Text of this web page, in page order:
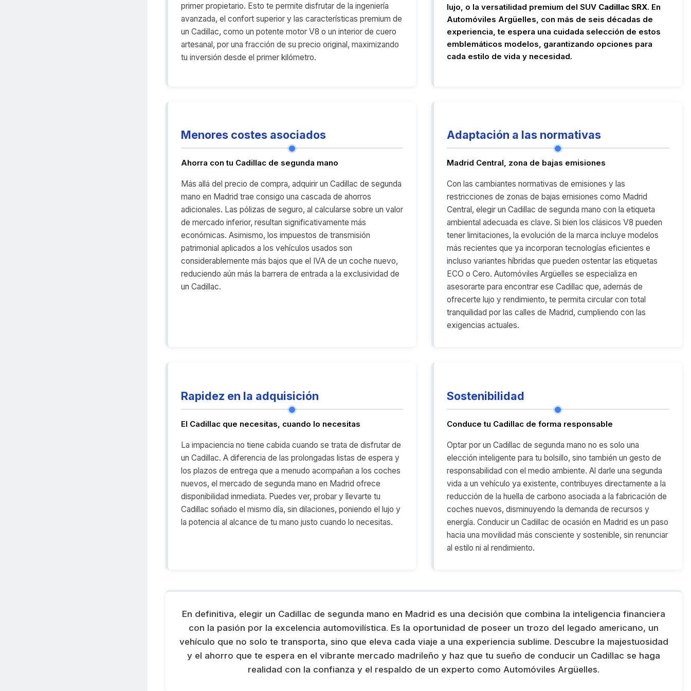
primer propietario. Esto te permite disfrutar de la ingeniería
avanzada, el confort superior y las características premium de
un Cadillac, como un potente motor V8 o un interior de cuero
artesanal, por una fracción de su precio original, maximizando
tu inversión desde el primer kilómetro.
lujo, o la versatilidad premium del SUV Cadillac SRX. En
Automóviles Argüelles, con más de seis décadas de
experiencia, te espera una cuidada selección de estos
emblemáticos modelos, garantizando opciones para
cada estilo de vida y necesidad.
Menores costes asociados
Ahorra con tu Cadillac de segunda mano
Más allá del precio de compra, adquirir un Cadillac de segunda
mano en Madrid trae consigo una cascada de ahorros
adicionales. Las pólizas de seguro, al calcularse sobre un valor
de mercado inferior, resultan significativamente más
económicas. Asimismo, los impuestos de transmisión
patrimonial aplicados a los vehículos usados son
considerablemente más bajos que el IVA de un coche nuevo,
reduciendo aún más la barrera de entrada a la exclusividad de
un Cadillac.
Adaptación a las normativas
Madrid Central, zona de bajas emisiones
Con las cambiantes normativas de emisiones y las
restricciones de zonas de bajas emisiones como Madrid
Central, elegir un Cadillac de segunda mano con la etiqueta
ambiental adecuada es clave. Si bien los clásicos V8 pueden
tener limitaciones, la evolución de la marca incluye modelos
más recientes que ya incorporan tecnologías eficientes e
incluso variantes híbridas que pueden ostentar las etiquetas
ECO o Cero. Automóviles Argüelles se especializa en
asesorarte para encontrar ese Cadillac que, además de
ofrecerte lujo y rendimiento, te permita circular con total
tranquilidad por las calles de Madrid, cumpliendo con las
exigencias actuales.
Rapidez en la adquisición
El Cadillac que necesitas, cuando lo necesitas
La impaciencia no tiene cabida cuando se trata de disfrutar de
un Cadillac. A diferencia de las prolongadas listas de espera y
los plazos de entrega que a menudo acompañan a los coches
nuevos, el mercado de segunda mano en Madrid ofrece
disponibilidad inmediata. Puedes ver, probar y llevarte tu
Cadillac soñado el mismo día, sin dilaciones, poniendo el lujo y
la potencia al alcance de tu mano justo cuando lo necesitas.
Sostenibilidad
Conduce tu Cadillac de forma responsable
Optar por un Cadillac de segunda mano no es solo una
elección inteligente para tu bolsillo, sino también un gesto de
responsabilidad con el medio ambiente. Al darle una segunda
vida a un vehículo ya existente, contribuyes directamente a la
reducción de la huella de carbono asociada a la fabricación de
coches nuevos, disminuyendo la demanda de recursos y
energía. Conducir un Cadillac de ocasión en Madrid es un paso
hacia una movilidad más consciente y sostenible, sin renunciar
al estilo ni al rendimiento.
En definitiva, elegir un Cadillac de segunda mano en Madrid es una decisión que combina la inteligencia financiera
con la pasión por la excelencia automovilística. Es la oportunidad de poseer un trozo del legado americano, un
vehículo que no solo te transporta, sino que eleva cada viaje a una experiencia sublime. Descubre la majestuosidad
y el ahorro que te espera en el vibrante mercado madrileño y haz que tu sueño de conducir un Cadillac se haga
realidad con la confianza y el respaldo de un experto como Automóviles Argüelles.